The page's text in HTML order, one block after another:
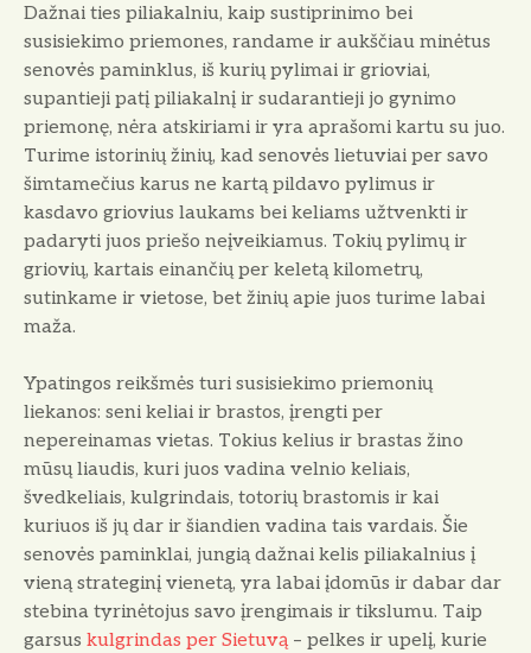
Dažnai ties piliakalniu, kaip sustiprinimo bei
susisiekimo priemones, randame ir aukščiau minėtus
senovės paminklus, iš kurių pylimai ir grioviai,
supantieji patį piliakalnį ir sudarantieji jo gynimo
priemonę, nėra atskiriami ir yra aprašomi kartu su juo.
Turime istorinių žinių, kad senovės lietuviai per savo
šimtamečius karus ne kartą pildavo pylimus ir
kasdavo griovius laukams bei keliams užtvenkti ir
padaryti juos priešo neįveikiamus. Tokių pylimų ir
griovių, kartais einančių per keletą kilometrų,
sutinkame ir vietose, bet žinių apie juos turime labai
maža.
Ypatingos reikšmės turi susisiekimo priemonių
liekanos: seni keliai ir brastos, įrengti per
nepereinamas vietas. Tokius kelius ir brastas žino
mūsų liaudis, kuri juos vadina velnio keliais,
švedkeliais, kulgrindais, totorių brastomis ir kai
kuriuos iš jų dar ir šiandien vadina tais vardais. Šie
senovės paminklai, jungią dažnai kelis piliakalnius į
vieną strateginį vienetą, yra labai įdomūs ir dabar dar
stebina tyrinėtojus savo įrengimais ir tikslumu. Taip
garsus kulgrindas per Sietuvą – pelkes ir upelį, kurie